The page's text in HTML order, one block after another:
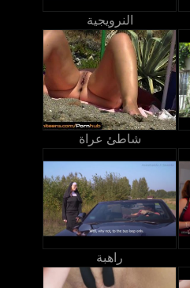
النرويجية
شاطئ عراة
راهبة